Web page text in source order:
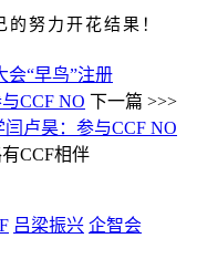
努力开花结果！
会“早鸟”注册
CCF NO 下一篇 >>>
卢昊：参与CCF NO
CCF相伴
吕梁振兴 企智会